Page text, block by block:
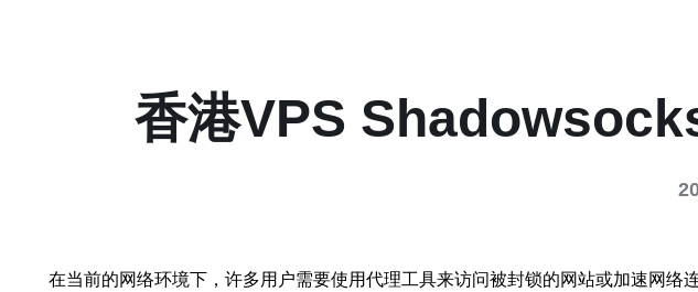
香港VPS
在当前的网络环境下，许多用户需要使用代理工具来访问被封锁的网站或加速网